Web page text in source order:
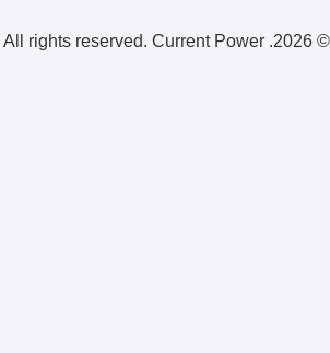
© 2026. All rights reserved. Current Power